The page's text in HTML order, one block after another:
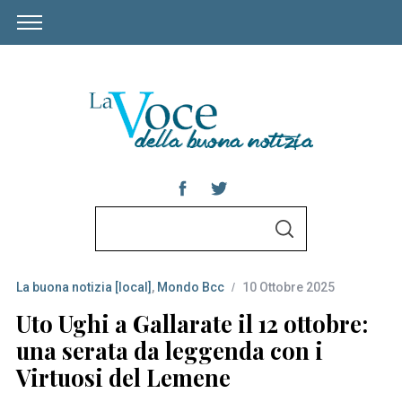
r
c
h
f
o
S
C
H
La buona notizia [local] , Mondo Bcc 10 Ottobre 2025
Uto Ughi a Gallarate il 12 ottobre:
una serata da leggenda con i
Virtuosi del Lemene